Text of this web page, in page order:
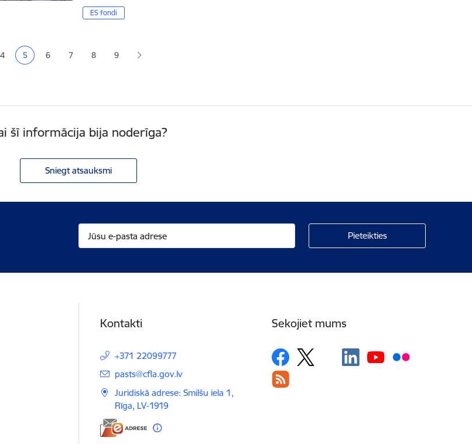
ES fondi
Lapa
4 Pašreizējā lapa
5 Lapa
6 Lapa
7 Lapa
8 9
šī informācija bija noderīga?
Sniegt atsauksmi
Kontakti
+371 22099777
E-pasts:
pasts@cfla.gov.lv
Juridiskā adrese: Smilšu iela 1,
Rīga, LV-1919
Sekojiet mums